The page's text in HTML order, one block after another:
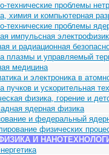
технические проблемы
химия и компьютерная
технические проблемы
импульсная
и радиационная
плазмы и управляемый
медицина
и электроника в
пучков и ускорительная
физика, горение и
ядерная физика
и федеральный
физических
И